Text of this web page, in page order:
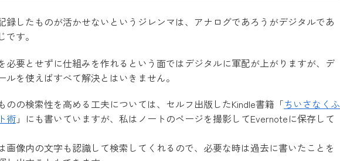
録したものが活かせないというジレンマは、アナログであろうがデジタルであ
です。
必要とせずに仕組みを作れるという面ではデジタルに軍配が上がりますが、デ
ルを使えばすべて解決とはいきません。
のの検索性を高める工夫については、セルフ出版したKindle書籍「ちいさなくふ
術 」にも書いていますが、私はノートのページを撮影してEvernoteに保存して
画像内の文字も認識して検索してくれるので、必要な時は過去に書いたことを